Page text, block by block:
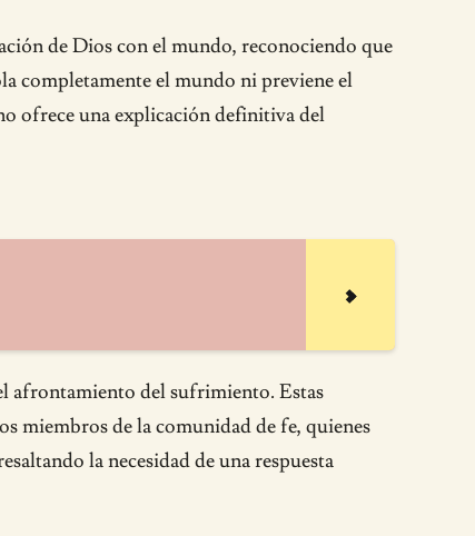
de Dios con el mundo, reconociendo que
completamente el mundo ni previene el
ofrece una explicación definitiva del
afrontamiento del sufrimiento. Estas
miembros de la comunidad de fe, quienes
la necesidad de una respuesta